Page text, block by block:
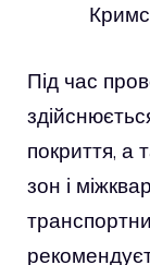
Під час
покриття, а
зон і